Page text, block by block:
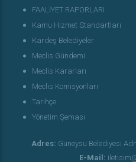
FAALİYET RAPORLARI
Kamu Hizmet Standartları
Kardeş Belediyeler
Meclis Gündemi
Meclis Kararları
Meclis Komisyonları
Tarihçe
Yönetim Şeması
Adres: Güneysu Belediyesi
E-Mail: